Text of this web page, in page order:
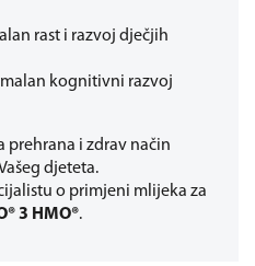
rast i razvoj dječjih
kognitivni razvoj
prehrana i zdrav način
djeteta.
o primjeni mlijeka za
3 HMO®.